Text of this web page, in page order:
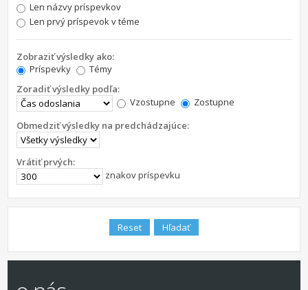
Len názvy príspevkov
Len prvý príspevok v téme
Zobraziť výsledky ako:
Príspevky
Témy
Zoradiť výsledky podľa:
Vzostupne
Zostupne
Obmedziť výsledky na predchádzajúce:
Vrátiť prvých:
znakov príspevku